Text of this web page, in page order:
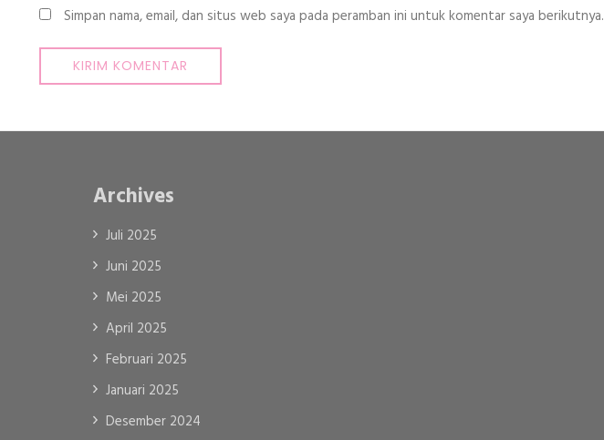
Simpan nama, email, dan situs web saya pada peramban ini untuk komentar saya berikutnya.
Archives
Juli 2025
Juni 2025
Mei 2025
April 2025
Februari 2025
Januari 2025
Desember 2024